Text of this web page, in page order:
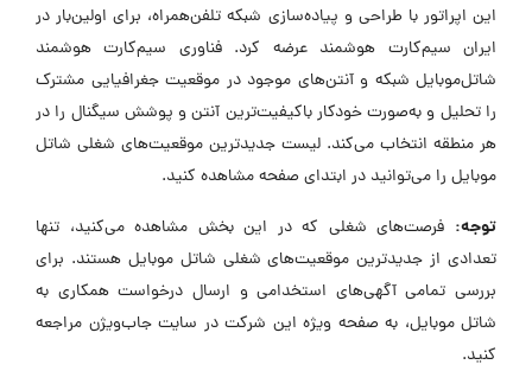
این اپراتور با طراحی و پیاده‌سازی شبکه تلفن‌همراه، برای اولین‌بار در
ایران سیم‌کارت هوشمند عرضه کرد. فناوری سیم‌کارت هوشمند
شاتل‌موبایل شبکه و آنتن‌های موجود در موقعیت جغرافیایی مشترک
را تحلیل و به‌صورت خودکار باکیفیت‌ترین آنتن و پوشش سیگنال را در
هر منطقه انتخاب می‌کند. لیست جدیدترین موقعیت‌های شغلی شاتل
موبایل را می‌توانید در ابتدای صفحه مشاهده کنید.
توجه: فرصت‌های شغلی که در این بخش مشاهده می‌کنید، تنها
تعدادی از جدیدترین موقعیت‌های شغلی شاتل موبایل هستند. برای
بررسی تمامی آگهی‌های استخدامی و ارسال درخواست همکاری به
شاتل موبایل، به صفحه ویژه این شرکت در سایت جاب‌ویژن مراجعه
کنید.